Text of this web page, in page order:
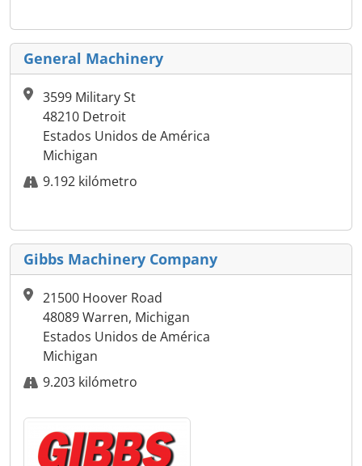
General Machinery
3599 Military St
48210 Detroit
Estados Unidos de América
Michigan
9.192 kilómetro
Gibbs Machinery Company
21500 Hoover Road
48089 Warren, Michigan
Estados Unidos de América
Michigan
9.203 kilómetro